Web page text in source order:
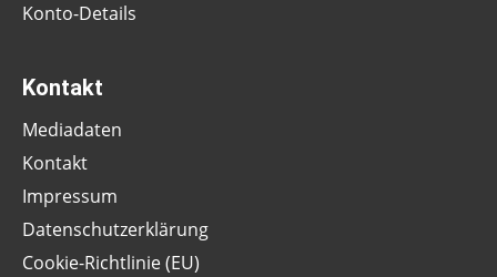
Konto-Details
Kontakt
Mediadaten
Kontakt
Impressum
Datenschutzerklärung
Cookie-Richtlinie (EU)